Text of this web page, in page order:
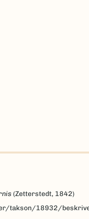
(Zetterstedt, 1842)
takson/18932/